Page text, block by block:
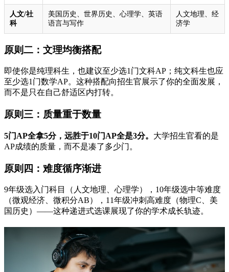
人文/社
科
美国历史、世界历史、心理学、英语
语言与写作
人文地理、经
济学
原则二：文理均衡搭配
即使你是纯理科生，也建议至少选1门文科AP；纯文科生也应
至少选1门数学AP。这种搭配向招生官展示了你的全面发展，
而不是只在自己舒适区内打转。
原则三：质量重于数量
5门AP全拿5分，远胜于10门AP全是3分。 大学招生官看的是
AP成绩的质量，而不是凑了多少门。
原则四：难度循序渐进
9年级选入门科目（人文地理、心理学），10年级选中等难度
（微观经济、微积分AB），11年级冲刺高难度（物理C、美
国历史）——这种递进式选课展现了你的学术成长轨迹。